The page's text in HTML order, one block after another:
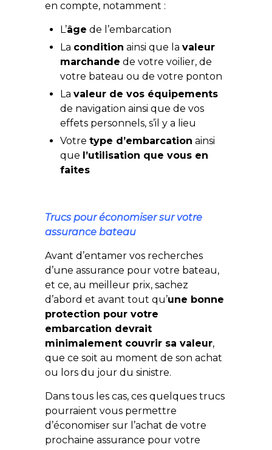
en compte, notamment :
L’âge de l’embarcation
La condition ainsi que la valeur
marchande de votre voilier, de
votre bateau ou de votre ponton
La valeur de vos équipements
de navigation ainsi que de vos
effets personnels, s’il y a lieu
Votre type d’embarcation ainsi
que l’utilisation que vous en
faites
Trucs pour économiser sur votre
assurance bateau
Avant d’entamer vos recherches
d’une assurance pour votre bateau,
et ce, au meilleur prix, sachez
d’abord et avant tout qu’une bonne
protection pour votre
embarcation devrait
minimalement couvrir sa valeur,
que ce soit au moment de son achat
ou lors du jour du sinistre.
Dans tous les cas, ces quelques trucs
pourraient vous permettre
d’économiser sur l’achat de votre
prochaine assurance pour votre